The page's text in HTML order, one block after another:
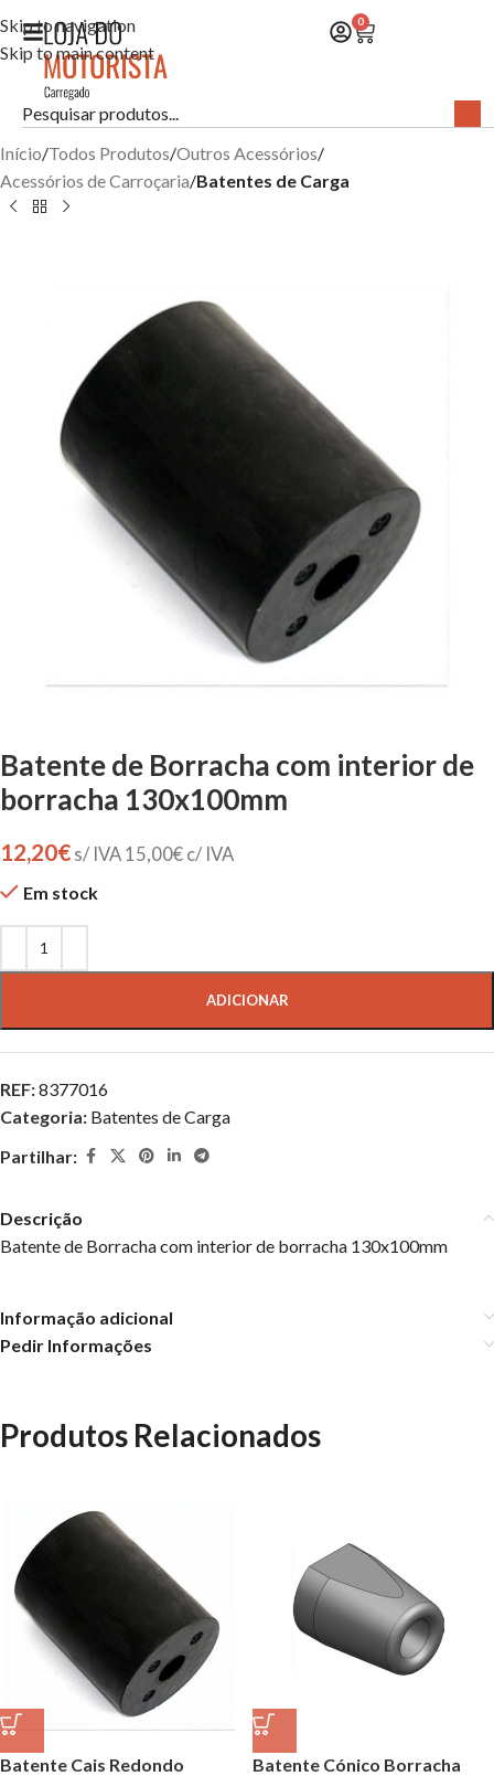
Skip to navigation
Skip to main content
0
Início Todos Produtos Outros Acessórios
Acessórios de Carroçaria Batentes de Carga
Batente de Borracha com interior de
borracha 130x100mm
12,20€ s/ IVA 15,00€ c/ IVA
Em stock
ADICIONAR
REF:8377016
Categoria: Batentes de Carga
Partilhar:
Descrição
Batente de Borracha com interior de borracha 130x100mm
Informação adicional
Pedir Informações
Produtos Relacionados
Batente Cais Redondo
Batente Cónico Borracha